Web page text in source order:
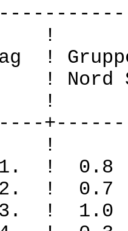
!
! 0.8
! 0.7
! 1.0